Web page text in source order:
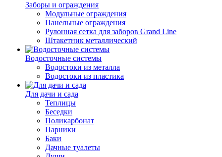
Заборы и ограждения
Модульные ограждения
Панельные ограждения
Рулонная сетка для заборов Grand Line
Штакетник металлический
Водосточные системы
Водостоки из металла
Водостоки из пластика
Для дачи и сада
Теплицы
Беседки
Поликарбонат
Парники
Баки
Дачные туалеты